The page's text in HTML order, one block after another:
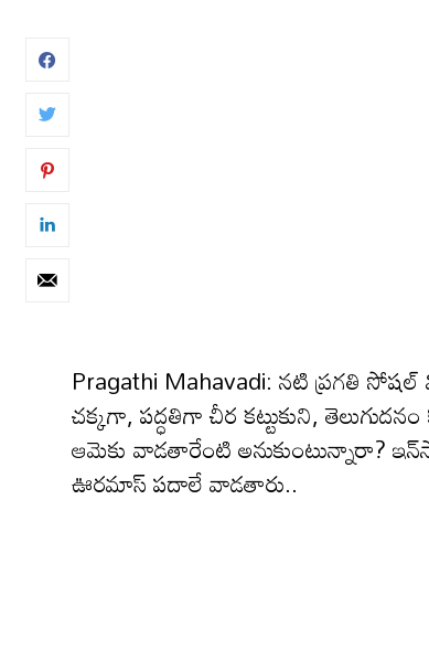
Pragathi Mahavadi: నటి ప్రగతి
చక్కగా, పద్ధతిగా చీర కట్టుకుని,
ఆమెకు వాడతారేంటి అనుకుంటున్నారా?
ఊరమాస్ పదాలే వాడతారు..